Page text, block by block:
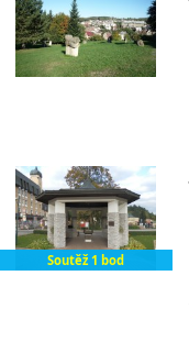
Soutěž 1 bod